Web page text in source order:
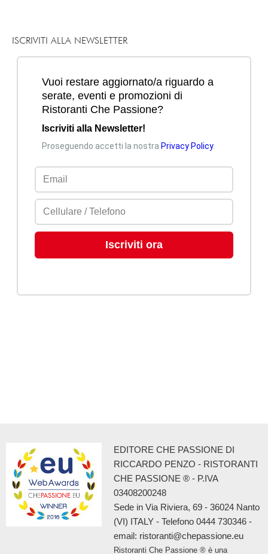
Mi piace
ISCRIVITI ALLA NEWSLETTER
EDITORE CHE PASSIONE DI
RICCARDO PENZO - RISTORANTI
CHE PASSIONE ® - P.IVA
03408200248
Sede in Via Riviera, 69 - 36024 Nanto
(VI) ITALY - Telefono 0444 730346 -
email: ristoranti@chepassione.eu
Ristoranti Che Passione ® è una